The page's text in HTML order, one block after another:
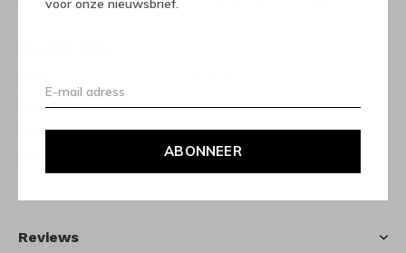
ABONNEER
Materiaal
100% biologische katoen
Formaat
70 x 70cm
Gots gecertificeerd
Reviews